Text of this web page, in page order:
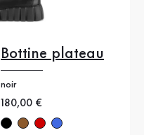
Bottine plateau
noir
Nouveau prix
180,00 €